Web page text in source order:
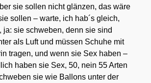
sie sol­len nicht glän­zen, das wäre
sol­len – war­te, ich hab´s gleich,
ja: sie schwe­ben, denn sie sind
als Luft und müs­sen Schu­he mit
tra­gen, und wenn sie Sex haben –
haben sie Sex, 50, nein 55 Arten
sie wie Bal­lons unter der